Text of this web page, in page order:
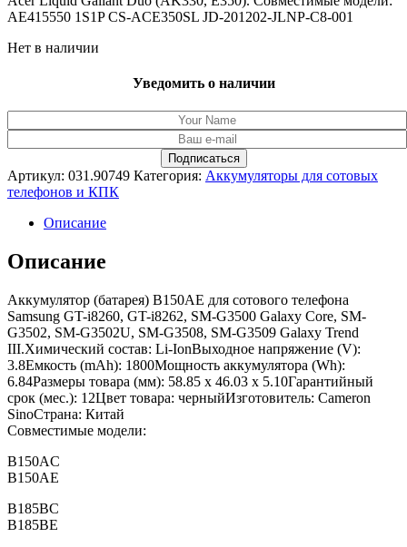
AE415550 1S1P CS-ACE350SL JD-201202-JLNP-C8-001
Нет в наличии
Уведомить о наличии
Артикул: 031.90749 Категория: Аккумуляторы для сотовых
телефонов и КПК
Описание
Описание
Аккумулятор (батарея) B150AE для сотового телефона
Samsung GT-i8260, GT-i8262, SM-G3500 Galaxy Core, SM-
G3502, SM-G3502U, SM-G3508, SM-G3509 Galaxy Trend
III.Химический состав: Li-IonВыходное напряжение (V):
3.8Емкость (mAh): 1800Мощность аккумулятора (Wh):
6.84Размеры товара (мм): 58.85 x 46.03 x 5.10Гарантийный
срок (мес.): 12Цвет товара: черныйИзготовитель: Cameron
SinoСтрана: Китай
Совместимые модели:
B150AC
B150AE
B185BC
B185BE